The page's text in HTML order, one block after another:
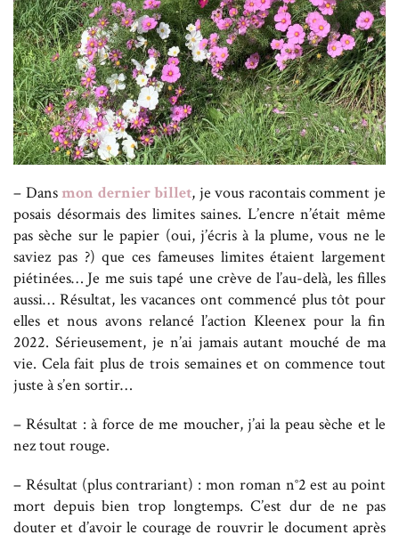
– Dansmon dernier billet, je vous racontais comment je
posais désormais des limites saines. L’encre n’était même
pas sèche sur le papier (oui, j’écris à la plume, vous ne le
saviez pas ?) que ces fameuses limites étaient largement
piétinées… Je me suis tapé une crève de l’au-delà, les filles
aussi… Résultat, les vacances ont commencé plus tôt pour
elles et nous avons relancé l’action Kleenex pour la fin
2022. Sérieusement, je n’ai jamais autant mouché de ma
vie. Cela fait plus de trois semaines et on commence tout
juste à s’en sortir…
– Résultat : à force de me moucher, j’ai la peau sèche et le
nez tout rouge.
– Résultat (plus contrariant) : mon roman n°2 est au point
mort depuis bien trop longtemps. C’est dur de ne pas
douter et d’avoir le courage de rouvrir le document après